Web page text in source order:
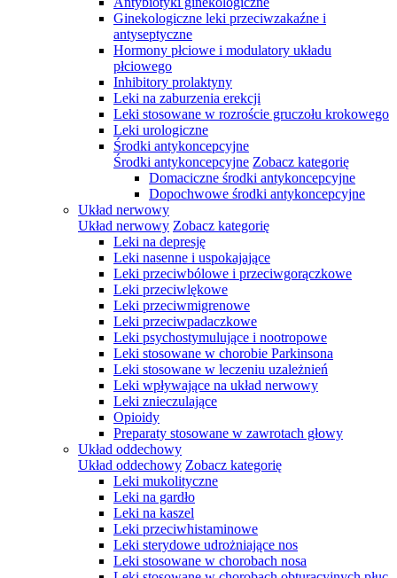
Ginekologiczne leki przeciwzakaźne i
antyseptyczne
Hormony płciowe i modulatory układu
płciowego
Inhibitory prolaktyny
Leki na zaburzenia erekcji
Leki stosowane w rozroście gruczołu krokowego
Leki urologiczne
Środki antykoncepcyjne
Środki antykoncepcyjne Zobacz kategorię
Domaciczne środki antykoncepcyjne
Dopochwowe środki antykoncepcyjne
Układ nerwowy
Układ nerwowy Zobacz kategorię
Leki na depresję
Leki nasenne i uspokajające
Leki przeciwbólowe i przeciwgorączkowe
Leki przeciwlękowe
Leki przeciwmigrenowe
Leki przeciwpadaczkowe
Leki psychostymulujące i nootropowe
Leki stosowane w chorobie Parkinsona
Leki stosowane w leczeniu uzależnień
Leki wpływające na układ nerwowy
Leki znieczulające
Opioidy
Preparaty stosowane w zawrotach głowy
Układ oddechowy
Układ oddechowy Zobacz kategorię
Leki mukolityczne
Leki na gardło
Leki na kaszel
Leki przeciwhistaminowe
Leki sterydowe udrożniające nos
Leki stosowane w chorobach nosa